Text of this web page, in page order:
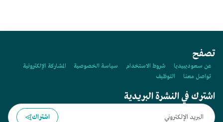
تصفح
عن سعوديبيديا شروط الاستخدام سياسة الخصوصية
المشاركة الإلكترونية
تواصل معنا
التوظيف
اشترك في النشرة البريدية
اشتراك